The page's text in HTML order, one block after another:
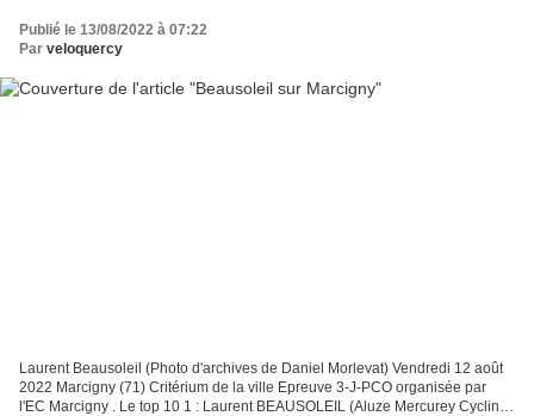
Publié le 13/08/2022 à 07:22
Par veloquercy
Laurent Beausoleil (Photo d'archives de Daniel Morlevat) Vendredi 12 août
2022 Marcigny (71) Critérium de la ville Epreuve 3-J-PCO organisée par
l'EC Marcigny . Le top 10 1 : Laurent BEAUSOLEIL (Aluze Mercurey Cycling